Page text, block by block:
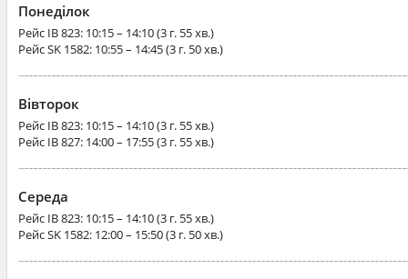
Понеділок
Рейс IB 823: 10:15 – 14:10 (3 г. 55 хв.)
РейсSK 1582: 10:55 – 14:45 (3 г. 50 хв.)
Вівторок
Рейс IB 823: 10:15 – 14:10 (3 г. 55 хв.)
Рейс IB 827: 14:00 – 17:55 (3 г. 55 хв.)
Середа
Рейс IB 823: 10:15 – 14:10 (3 г. 55 хв.)
РейсSK 1582: 12:00 – 15:50 (3 г. 50 хв.)